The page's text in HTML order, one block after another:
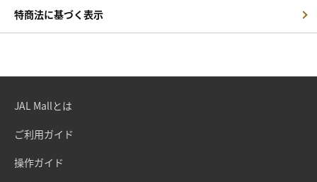
特商法に基づく表示
JAL Mallとは
ご利用ガイド
操作ガイド